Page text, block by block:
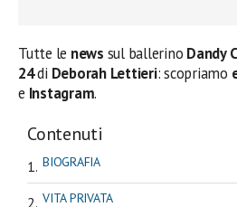
Tutte le news sul ballerino Dandy
24di Deborah Lettieri: scopriamo
e Instagram.
Contenuti
BIOGRAFIA
VITA PRIVATA